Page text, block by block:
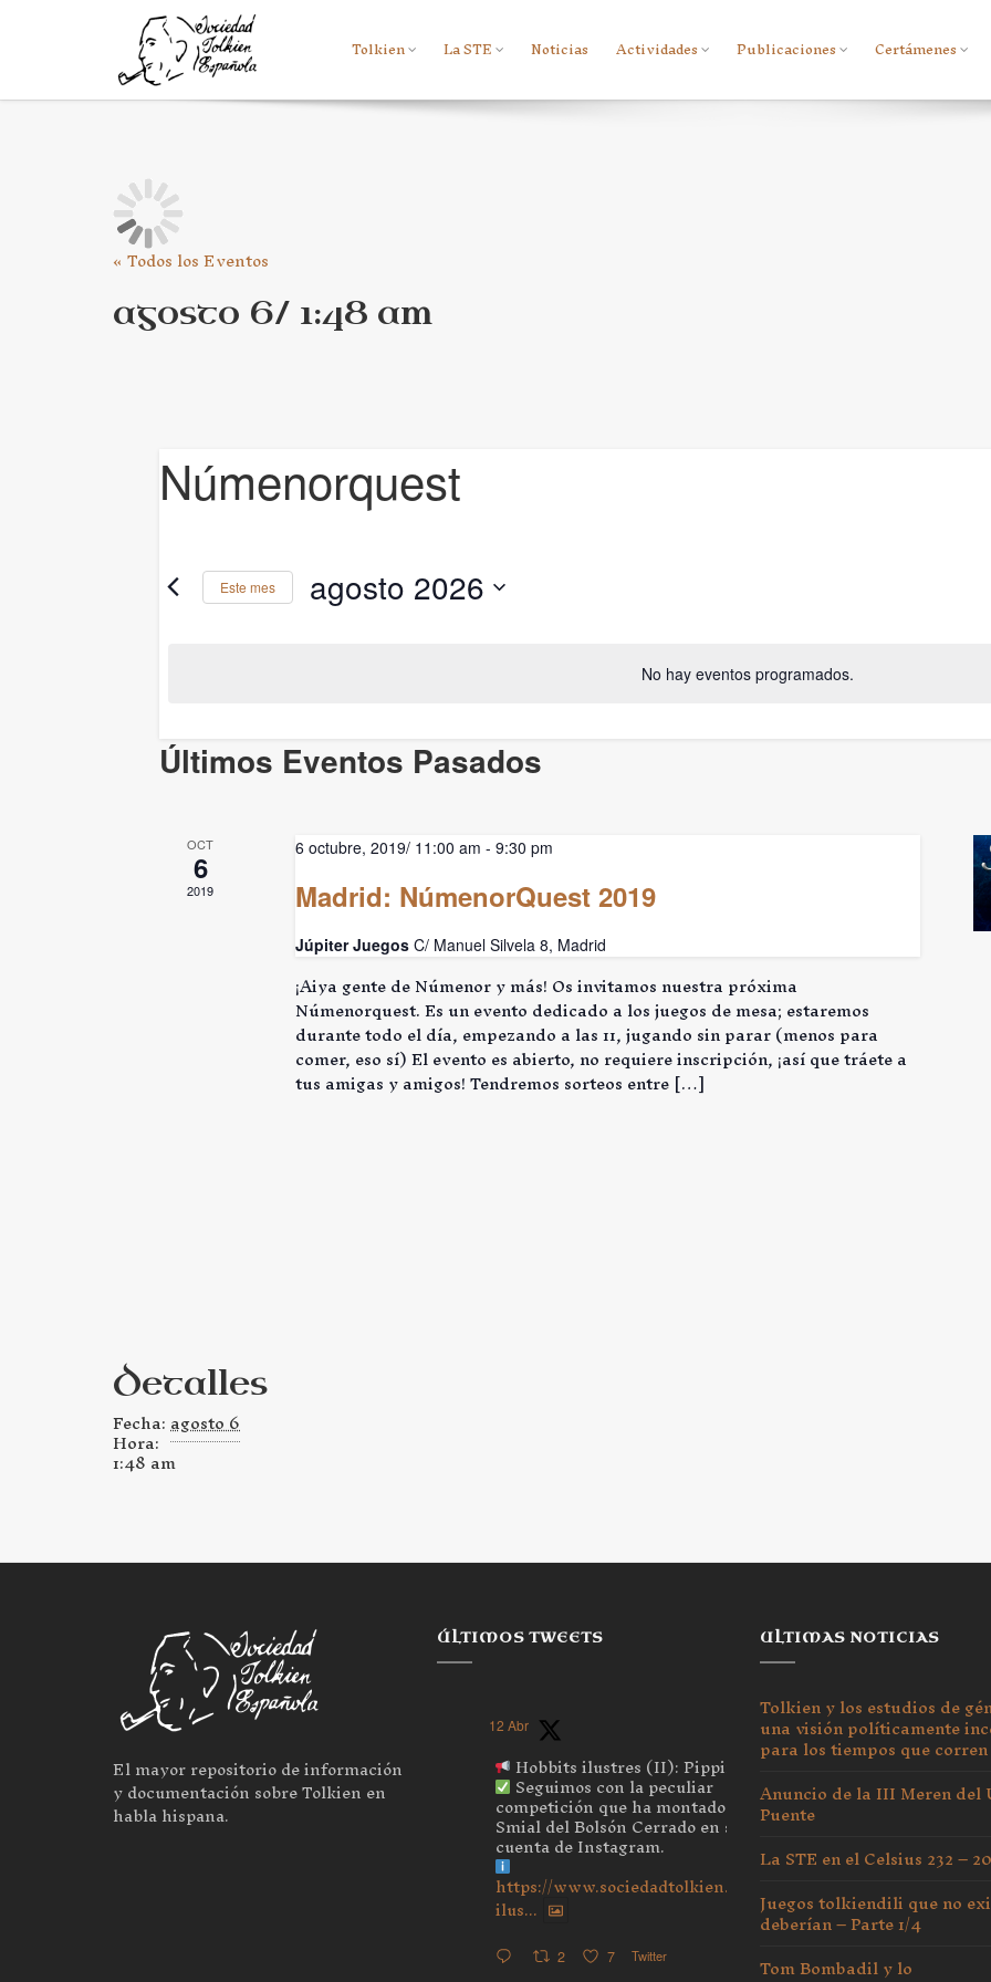
Tolkien La STE Noticias Actividades Publicaciones Certámenes
« Todos los Eventos
agosto 6/ 1:48 am
Númenorquest
No hay eventos programados.
Este mes agosto 2026
Calendario
Eventos
Últimos Eventos Pasados
OCT
6
2019
6 octubre, 2019/ 11:00 am - 9:30 pm
Madrid: NúmenorQuest 2019
Júpiter Juegos C/ Manuel Silvela 8, Madrid
¡Aiya gente de Númenor y más! Os invitamos nuestra próxima
Númenorquest. Es un evento dedicado a los juegos de mesa; estaremos
durante todo el día, empezando a las 11, jugando sin parar (menos para
comer, eso sí) El evento es abierto, no requiere inscripción, ¡así que tráete a
tus amigas y amigos! Tendremos sorteos entre […]
Detalles
Fecha:agosto 6
Hora:
1:48 am
El mayor repositorio de información
y documentación sobre Tolkien en
habla hispana.
ÚLTIMOS TWEETS
12 Abr
Hobbits ilustres (II): Pippin
Seguimos con la peculiar
competición que ha montado el
Smial del Bolsón Cerrado en su
cuenta de Instagram.
https://www.sociedadtolkien.org/blog/2026/04/03/hobbits-
ilus...
2 7 Twitter
ULTIMAS NOTICIAS
Tolkien y los estudios de
una visión políticamente
para los tiempos que corren
Anuncio de la III Meren del
Puente
La STE en el Celsius 232 –
Juegos tolkiendili que no
deberían – Parte 1/4
Tom Bombadil y lo